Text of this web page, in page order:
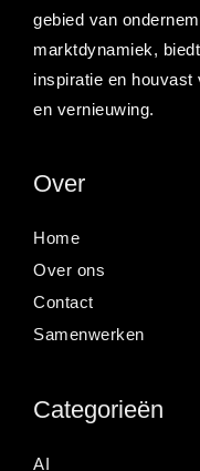
gebied van
marktdynamiek,
inspiratie en
en vernieuwing.
Over
Home
Over ons
Contact
Samenwerken
Categorieën
AI